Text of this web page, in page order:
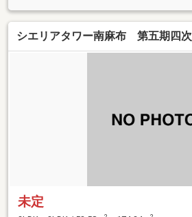
シエリアタワー南麻布 第五期四次
未定